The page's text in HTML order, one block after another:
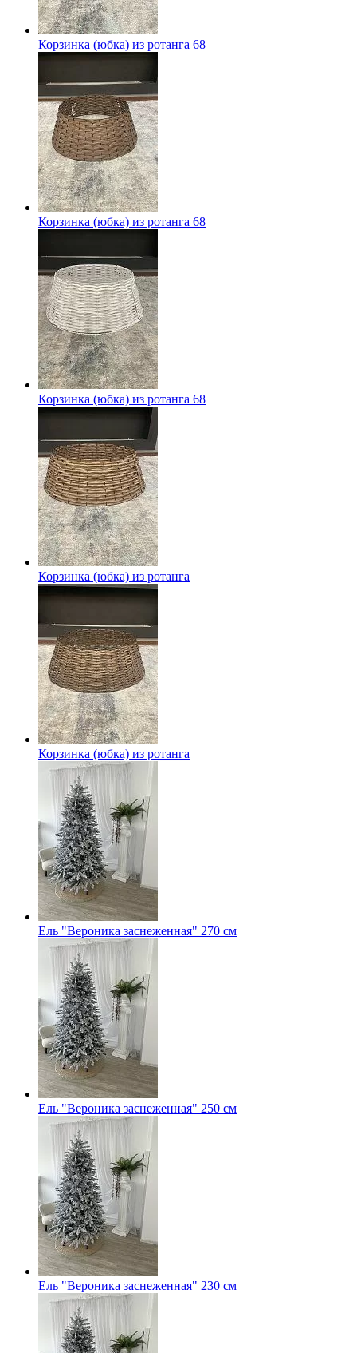
Корзинка (юбка) из ротанга 68
Корзинка (юбка) из ротанга 68
Корзинка (юбка) из ротанга 68
Корзинка (юбка) из ротанга
Корзинка (юбка) из ротанга
Ель "Вероника заснеженная" 270 см
Ель "Вероника заснеженная" 250 см
Ель "Вероника заснеженная" 230 см